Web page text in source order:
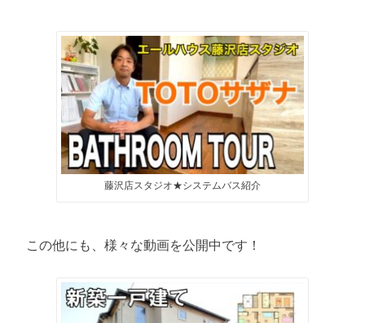
藤沢店スタジオ★システムバス紹介
この他にも、様々な動画を公開中です！